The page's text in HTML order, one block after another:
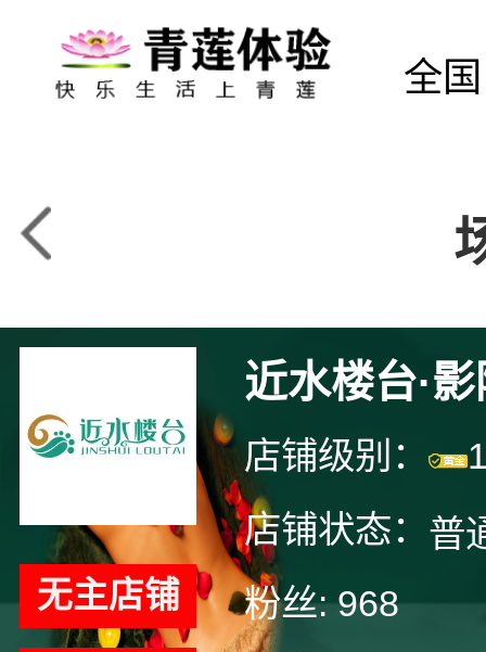
全国
无主店铺
近水楼台·
店铺级别：
店铺状态： 普
粉丝: 968